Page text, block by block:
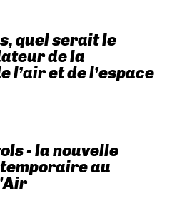
quel serait le
de la
l’air et de l’espace
- la nouvelle
au